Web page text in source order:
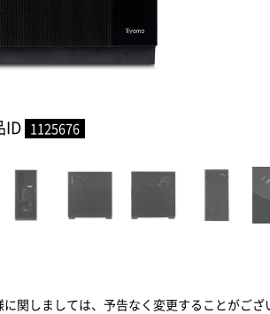
ID 1125676
関しましては、予告なく変更することがござ